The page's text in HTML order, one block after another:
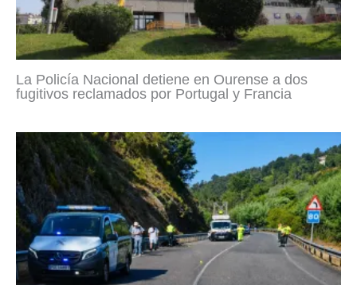
La Policía Nacional detiene en Ourense a dos
fugitivos reclamados por Portugal y Francia